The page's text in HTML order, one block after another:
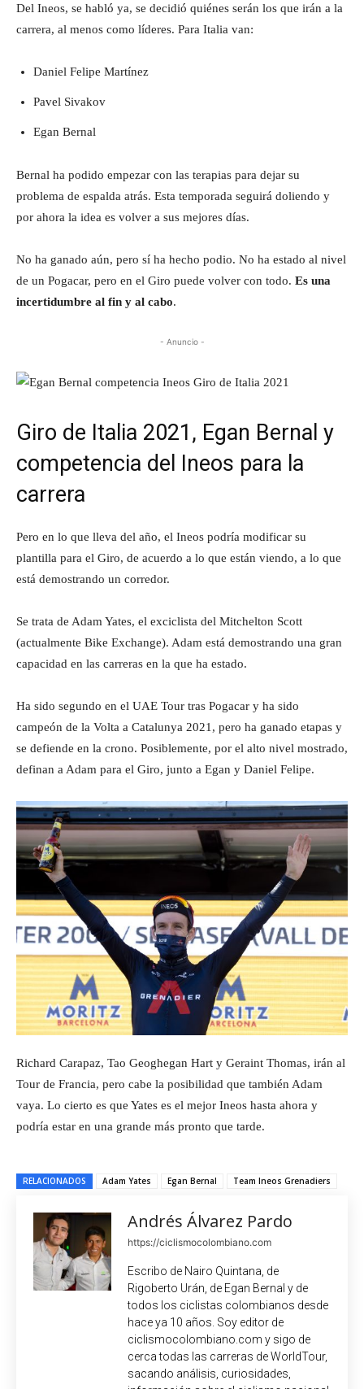
Del Ineos, se habló ya, se decidió quiénes serán los que irán a la
carrera, al menos como líderes. Para Italia van:
Daniel Felipe Martínez
Pavel Sivakov
Egan Bernal
Bernal ha podido empezar con las terapias para dejar su
problema de espalda atrás. Esta temporada seguirá doliendo y
por ahora la idea es volver a sus mejores días.
No ha ganado aún, pero sí ha hecho podio. No ha estado al nivel
de un Pogacar, pero en el Giro puede volver con todo. Es una
incertidumbre al fin y al cabo.
- Anuncio -
Giro de Italia 2021, Egan Bernal y
competencia del Ineos para la
carrera
Pero en lo que lleva del año, el Ineos podría modificar su
plantilla para el Giro, de acuerdo a lo que están viendo, a lo que
está demostrando un corredor.
Se trata de Adam Yates, el exciclista del Mitchelton Scott
(actualmente Bike Exchange). Adam está demostrando una gran
capacidad en las carreras en la que ha estado.
Ha sido segundo en el UAE Tour tras Pogacar y ha sido
campeón de la Volta a Catalunya 2021, pero ha ganado etapas y
se defiende en la crono. Posiblemente, por el alto nivel mostrado,
definan a Adam para el Giro, junto a Egan y Daniel Felipe.
Richard Carapaz, Tao Geoghegan Hart y Geraint Thomas, irán al
Tour de Francia, pero cabe la posibilidad que también Adam
vaya. Lo cierto es que Yates es el mejor Ineos hasta ahora y
podría estar en una grande más pronto que tarde.
RELACIONADOS Adam Yates Egan Bernal Team Ineos Grenadiers
Andrés Álvarez Pardo
https://ciclismocolombiano.com
Escribo de Nairo Quintana, de
Rigoberto Urán, de Egan Bernal y de
todos los ciclistas colombianos desde
hace ya 10 años. Soy editor de
ciclismocolombiano.com y sigo de
cerca todas las carreras de WorldTour,
sacando análisis, curiosidades,